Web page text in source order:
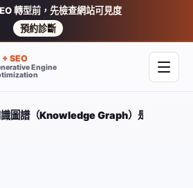
轉型前，先檢查網站可見度
預約診斷
+ SEO
Engine
開啟
圖譜（Knowledge Graph）是什麼？